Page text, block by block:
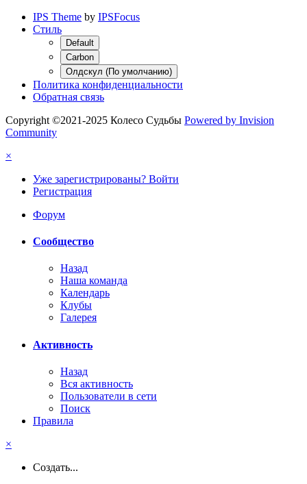
IPS Theme by IPSFocus
Стиль
Default
Carbon
Олдскул (По умолчанию)
Политика конфиденциальности
Обратная связь
Copyright ©2021-2025 Колесо Судьбы Powered by Invision
Community
×
Уже зарегистрированы? Войти
Регистрация
Форум
Сообщество
Назад
Наша команда
Календарь
Клубы
Галерея
Активность
Назад
Вся активность
Пользователи в сети
Поиск
Правила
×
Создать...